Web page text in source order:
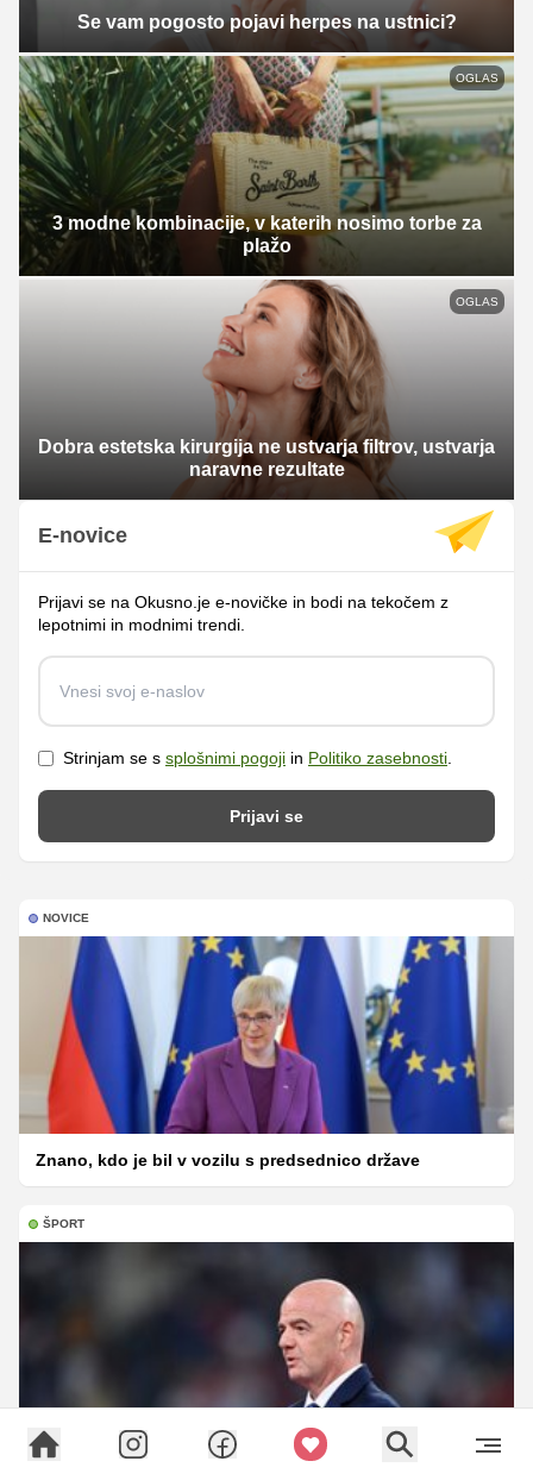
Se vam pogosto pojavi herpes na ustnici?
OGLAS
3 modne kombinacije, v katerih nosimo torbe za
plažo
OGLAS
Dobra estetska kirurgija ne ustvarja filtrov, ustvarja
naravne rezultate
E-novice
Prijavi se na Okusno.je e-novičke in bodi na tekočem z
lepotnimi in modnimi trendi.
Strinjam se s splošnimi pogoji in Politiko zasebnosti
Prijavi se
NOVICE
Znano, kdo je bil v vozilu s predsednico države
ŠPORT
Infantinu 'žal za napake', a ostaja na mestu predsednika